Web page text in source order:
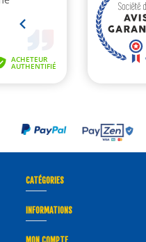
CATÉGORIES
INFORMATIONS